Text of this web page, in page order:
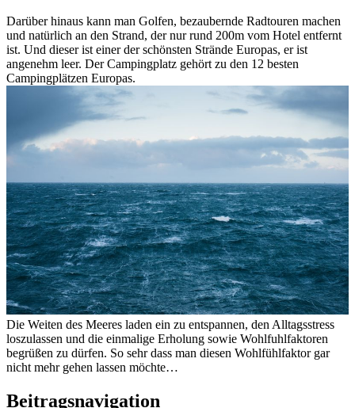
Darüber hinaus kann man Golfen, bezaubernde Radtouren machen
und natürlich an den Strand, der nur rund 200m vom Hotel entfernt
ist. Und dieser ist einer der schönsten Strände Europas, er ist
angenehm leer. Der Campingplatz gehört zu den 12 besten
Campingplätzen Europas.
Die Weiten des Meeres laden ein zu entspannen, den Alltagsstress
loszulassen und die einmalige Erholung sowie Wohlfuhlfaktoren
begrüßen zu dürfen. So sehr dass man diesen Wohlfühlfaktor gar
nicht mehr gehen lassen möchte…
Beitragsnavigation